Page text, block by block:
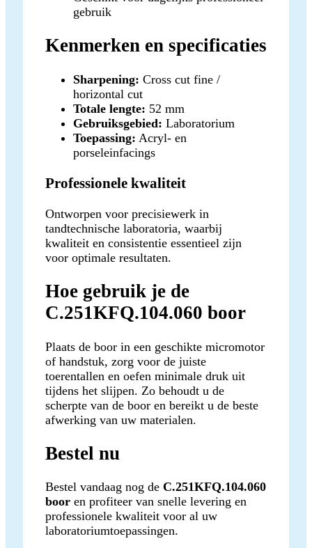
gebruik
Kenmerken en specificaties
Sharpening: Cross cut fine /
horizontal cut
Totale lengte: 52 mm
Gebruiksgebied: Laboratorium
Toepassing: Acryl- en
porseleinfacings
Professionele kwaliteit
Ontworpen voor precisiewerk in
tandtechnische laboratoria, waarbij
kwaliteit en consistentie essentieel zijn
voor optimale resultaten.
Hoe gebruik je de
C.251KFQ.104.060 boor
Plaats de boor in een geschikte micromotor
of handstuk, zorg voor de juiste
toerentallen en oefen minimale druk uit
tijdens het slijpen. Zo behoudt u de
scherpte van de boor en bereikt u de beste
afwerking van uw materialen.
Bestel nu
Bestel vandaag nog de C.251KFQ.104.060
boor en profiteer van snelle levering en
professionele kwaliteit voor al uw
laboratoriumtoepassingen.